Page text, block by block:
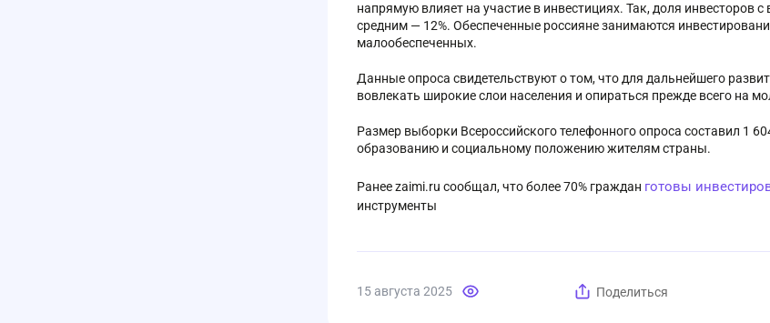
напрямую влияет на участие в инвестициях. Так, доля инвесторов
средним — 12%. Обеспеченные россияне занимаются
малообеспеченных.
Данные опроса свидетельствуют о том, что для дальнейшего
вовлекать широкие слои населения и опираться прежде всего на
Размер выборки Всероссийского телефонного опроса составил 1
образованию и социальному положению жителям страны.
Ранее zaimi.ru сообщал, что более 70% граждан готовы
инструменты
15 августа 2025 Поделиться